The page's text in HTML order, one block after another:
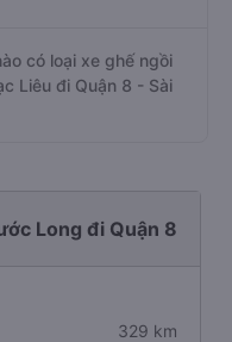
có loại xe ghế ngồi
Liêu đi Quận 8 - Sài
Long đi Quận 8
329 km